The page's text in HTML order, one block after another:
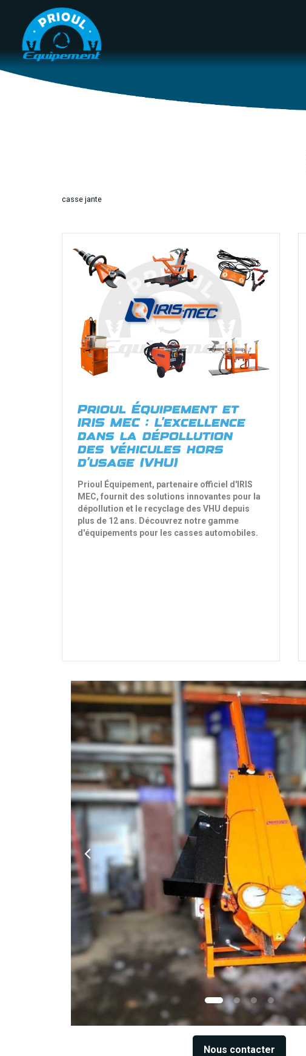
casse jante
Prioul Équipement et
IRIS MEC : L'excellence
dans la dépollution
des véhicules hors
d'usage (VHU)
Prioul Équipement, partenaire officiel d'IRIS
MEC, fournit des solutions innovantes pour la
dépollution et le recyclage des VHU depuis
plus de 12 ans. Découvrez notre gamme
d'équipements pour les casses automobiles.
Précédent
Nous contacter
Panneau de gestion des cookies